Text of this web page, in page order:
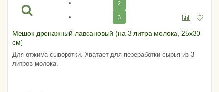
2
3
Мешок дренажный лавсановый (на 3 литра молока, 25х30
см)
Для отжима сыворотки. Хватает для переработки сырья из 3
литров молока.